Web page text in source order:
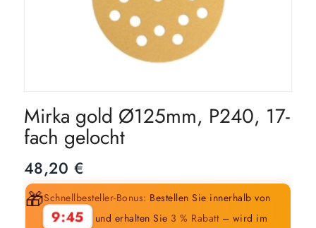
Mirka gold Ø125mm, P240, 17-
fach gelocht
48,20 €
🎁Schnellbesteller-Bonus: Bestellen Sie innerhalb von
9:45 und erhalten Sie 3 % Rabatt– wird im